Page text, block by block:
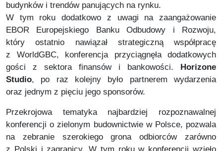
budynków i trendów panujących na rynku.
W tym roku dodatkowo z uwagi na zaangażowanie
EBOR Europejskiego Banku Odbudowy i Rozwoju,
który ostatnio nawiązał strategiczną współpracę
z WorldGBC, konferencja przyciągnęła dodatkowych
gości z sektora finansów i bankowości. Horizone
Studio, po raz kolejny było partnerem wydarzenia
oraz jednym z pięciu jego sponsorów.
Przekrojowa tematyka najbardziej rozpoznawalnej
konferencji o zielonym budownictwie w Polsce, pozwala
na zebranie szerokiego grona odbiorców zarówno